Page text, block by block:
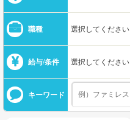
職種 選択してください
給与/条件 選択してください
キーワード